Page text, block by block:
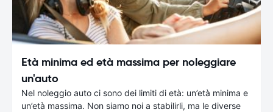
Età minima ed età massima per noleggiare
un'auto
Nel noleggio auto ci sono dei limiti di età: un’età minima e
un’età massima. Non siamo noi a stabilirli, ma le diverse